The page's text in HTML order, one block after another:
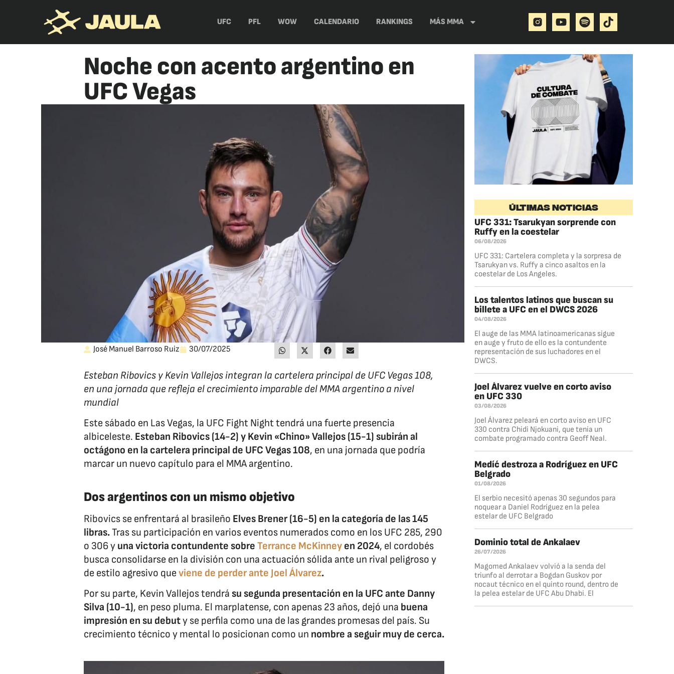
UFC PFL WOW CALENDARIO RANKINGS MÁS MMA
Noche con acento argentino en
UFC Vegas
José Manuel Barroso Ruiz 30/07/2025
Esteban Ribovics y Kevin Vallejos integran la cartelera principal de UFC Vegas 108,
en una jornada que refleja el crecimiento imparable del MMA argentino a nivel
mundial
Este sábado en Las Vegas, la UFC Fight Night tendrá una fuerte presencia
albiceleste. Esteban Ribovics (14-2) y Kevin «Chino» Vallejos (15-1) subirán al
octágono en la cartelera principal de UFC Vegas 108, en una jornada que podría
marcar un nuevo capítulo para el MMA argentino.
Dos argentinos con un mismo objetivo
Ribovics se enfrentará al brasileño Elves Brener (16-5) en la categoría de las 145
libras.Tras su participación en varios eventos numerados como en los UFC 285, 290
o 306 y una victoria contundente sobre Terrance McKinney en 2024, el cordobés
busca consolidarse en la división con una actuación sólida ante un rival peligroso y
de estilo agresivo queviene de perder ante Joel Álvarez.
Por su parte, Kevin Vallejos tendrá su segunda presentación en la UFC ante Danny
Silva (10-1), en peso pluma. El marplatense, con apenas 23 años, dejó una buena
impresión en su debuty se perfila como una de las grandes promesas del país. Su
crecimiento técnico y mental lo posicionan como un nombre a seguir muy de cerca.
ÚLTIMAS NOTICIAS
UFC 331: Tsarukyan sorprende con
Ruffy en la coestelar
06/08/2026
UFC 331: Cartelera completa y la sorpresa de
Tsarukyan vs. Ruffy a cinco asaltos en la
coestelar de Los Angeles.
Los talentos latinos que buscan su
billete a UFC en el DWCS 2026
04/08/2026
El auge de las MMA latinoamericanas sigue
en auge y fruto de ello es la contundente
representación de sus luchadores en el
DWCS.
Joel Álvarez vuelve en corto aviso
en UFC 330
03/08/2026
Joel Álvarez peleará en corto aviso en UFC
330 contra Chidi Njokuani, que tenía un
combate programado contra Geoff Neal.
Medíć destroza a Rodríguez en UFC
Belgrado
01/08/2026
El serbio necesitó apenas 30 segundos para
noquear a Daniel Rodríguez en la pelea
estelar de UFC Belgrado
Dominio total de Ankalaev
26/07/2026
Magomed Ankalaev volvió a la senda del
triunfo al derrotar a Bogdan Guskov por
nocaut técnico en el quinto round, dentro de
la pelea estelar de UFC Abu Dhabi. El